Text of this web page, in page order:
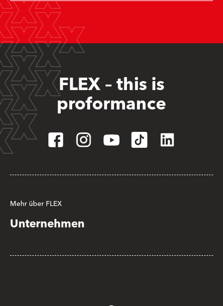
FLEX – this is
proformance
Mehr über FLEX
Unternehmen